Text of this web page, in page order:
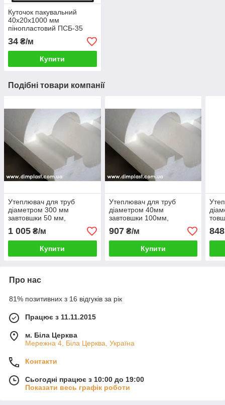
Куточок пакувальний
40x20x1000 мм
пінопластовий ПСБ-35
34 ₴/м
Купити
Подібні товари компанії
Утеплювач для труб
діаметром 300 мм
завтовшки 50 мм,
пінопласт ПСБ-С-35
1 005 ₴/м
Купити
Утеплювач для труб
діаметром 40мм
завтовшки 100мм,
Шкаралупа СКП4010035
пінопласт ПСБ-С-35
907₴/м
Купити
848
Про нас
81% позитивних з 16 відгуків за рік
Працює з 11.11.2015
м. Біла Церква
Мережна 4, Біла Церква, Україна
Контакти
Сьогодні працює з 10:00 до 19:00
Показати весь графік роботи